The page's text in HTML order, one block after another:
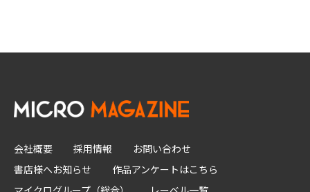
会社概要 採用情報
お問い合わせ
書店様へお知らせ
作品アンケートはこちら